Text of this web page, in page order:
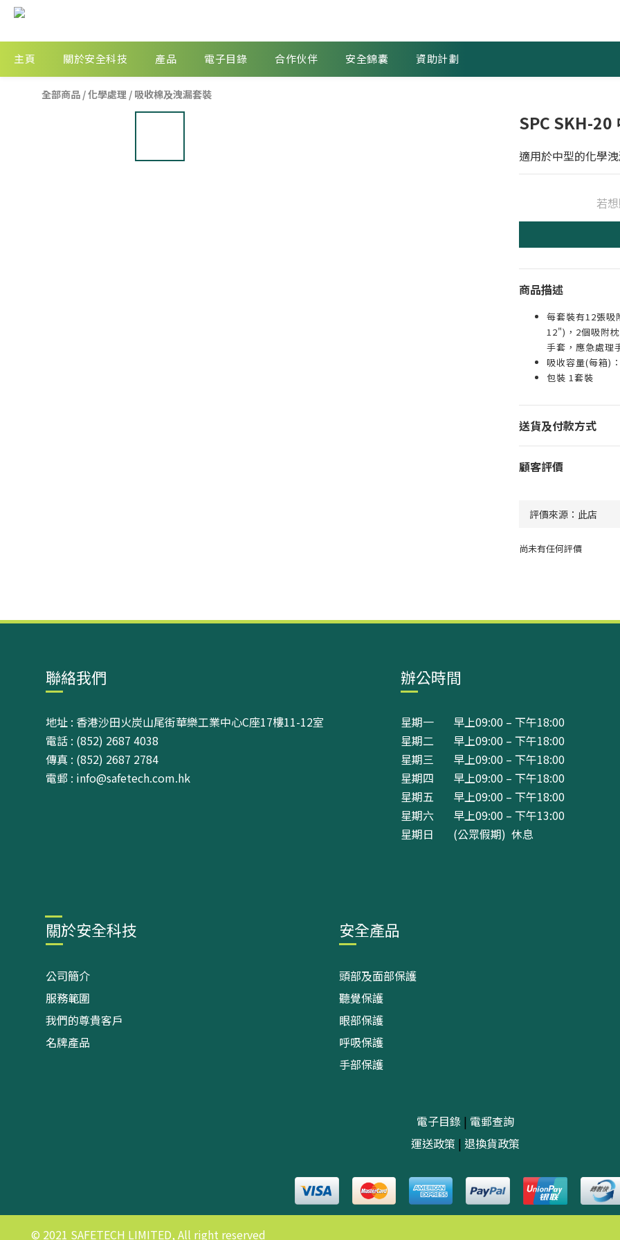
主頁 關於安全科技 產品 電子目錄 合作伙伴 安全錦囊 資助計劃
全部商品 /化學處理 / 吸收棉及洩漏套裝
SPC SKH-20
適用於中型的化學
若
商品描述
每套裝有12張
12")，2個吸附
手套，應急處理
吸收容量(每箱)
包裝 1套裝
送貨及付款方式
顧客評價
尚未有任何評價
聯絡我們
地址 : 香港沙田火炭山尾街華樂工業中心C座17樓11-12室
電話 : (852) 2687 4038
傳真 : (852) 2687 2784
電郵 : info@safetech.com.hk
辦公時間
星期一 早上09:00 – 下午18:00
星期二 早上09:00 – 下午18:00
星期三 早上09:00 – 下午18:00
星期四 早上09:00 – 下午18:00
星期五 早上09:00 – 下午18:00
星期六 早上09:00 – 下午13:00
星期日 (公眾假期) 休息
關於安全科技
公司簡介
服務範圍
我們的尊貴客戶
名牌產品
安全產品
頭部及面部保護
聽覺保護
眼部保護
呼吸保護
手部保護
電子目錄| 電郵查詢
運送政策 | 退換貨政策
© 2021 SAFETECH LIMITED, All right reserved